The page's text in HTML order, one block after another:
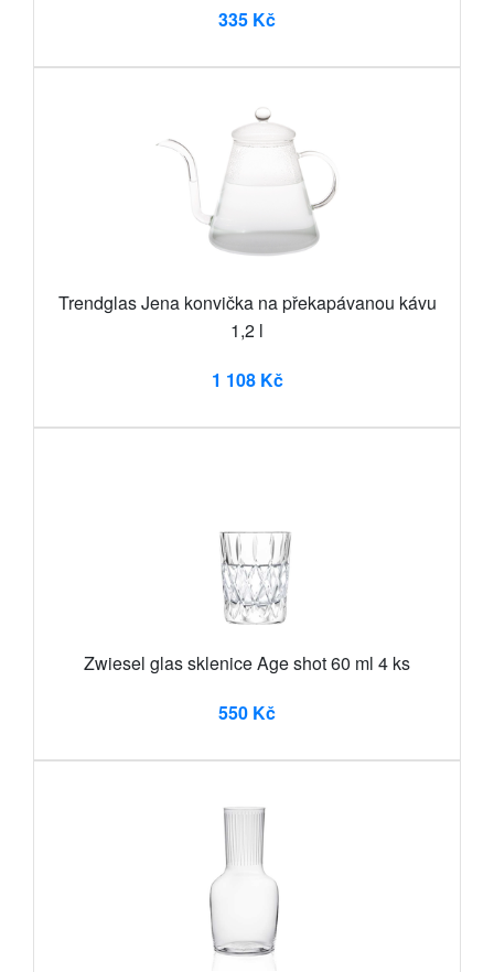
335 Kč
Trendglas Jena konvička na překapávanou kávu
1,2 l
1 108 Kč
Zwiesel glas sklenice Age shot 60 ml 4 ks
550 Kč